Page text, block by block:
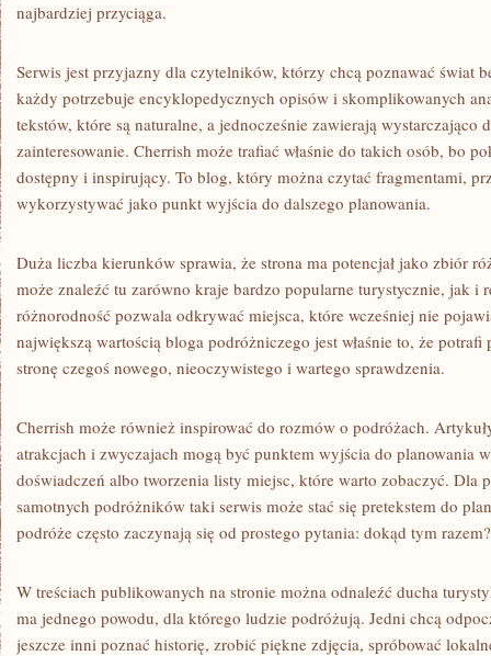
najbardziej przyciąga.
Serwis jest przyjazny dla czytelników, którzy chcą poznawać świat
każdy potrzebuje encyklopedycznych opisów i skomplikowanych
tekstów, które są naturalne, a jednocześnie zawierają
zainteresowanie. Cherrish może trafiać właśnie do takich osób, bo
dostępny i inspirujący. To blog, który można czytać fragmentami,
wykorzystywać jako punkt wyjścia do dalszego planowania.
Duża liczba kierunków sprawia, że strona ma potencjał jako zbiór
może znaleźć tu zarówno kraje bardzo popularne turystycznie, jak i
różnorodność pozwala odkrywać miejsca, które wcześniej nie
największą wartością bloga podróżniczego jest właśnie to, że
stronę czegoś nowego, nieoczywistego i wartego sprawdzenia.
Cherrish może również inspirować do rozmów o podróżach.
atrakcjach i zwyczajach mogą być punktem wyjścia do planowania
doświadczeń albo tworzenia listy miejsc, które warto zobaczyć. Dla
samotnych podróżników taki serwis może stać się pretekstem do
podróże często zaczynają się od prostego pytania: dokąd tym razem?
W treściach publikowanych na stronie można odnaleźć ducha
ma jednego powodu, dla którego ludzie podróżują. Jedni chcą
jeszcze inni poznać historię, zrobić piękne zdjęcia, spróbować